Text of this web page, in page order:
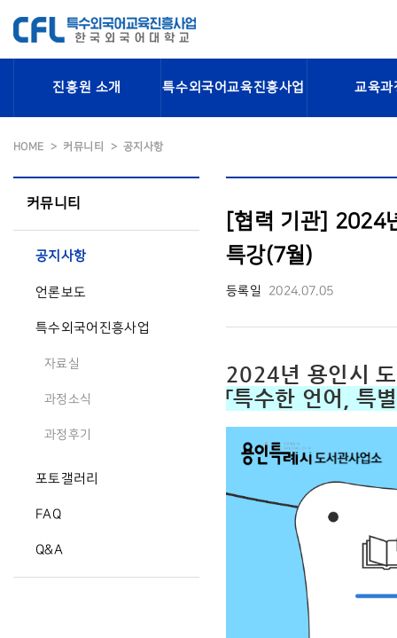
진흥원 소개 특수외국어교육진흥사업 교육과
HOME 커뮤니티 공지사항
커뮤니티
공지사항
언론보도
특수외국어진흥사업
자료실
과정소식
과정후기
포토갤러리
FAQ
Q&A
[협력 기관] 2024
특강(7월)
등록일 2024.07.05
2024년 용인시
「특수한 언어, 특